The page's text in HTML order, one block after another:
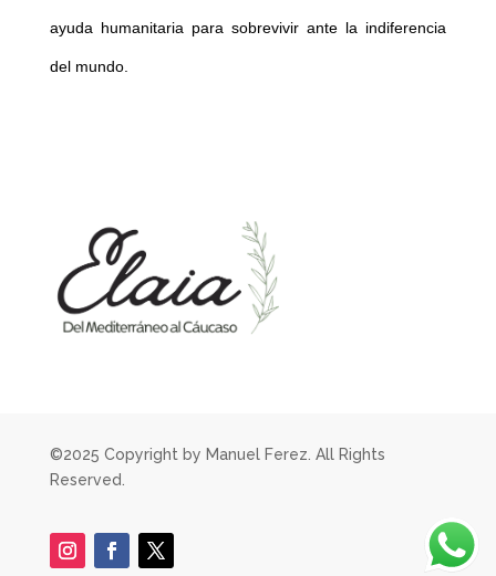
ayuda humanitaria para sobrevivir ante la indiferencia
del mundo.
©2025 Copyright by Manuel Ferez. All Rights
Reserved.